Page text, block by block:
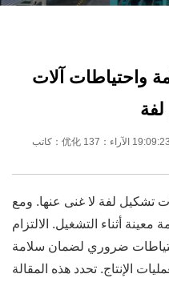
واحتياطات آلات
تشكيل لفة لا غنى عنها. ومع
أثناء التشغيل. الالتزام
ضروري لضمان سلامة
الإنتاج. تحدد هذه المقالة